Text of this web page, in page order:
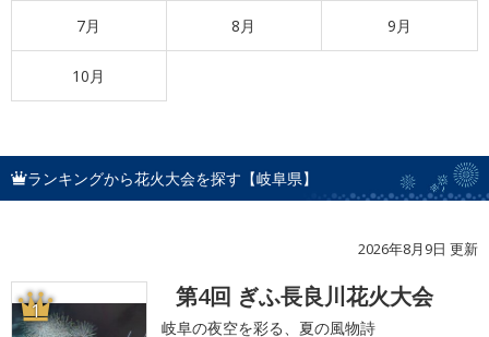
7月 8月 9月
10月
ランキングから花火大会を探す【岐阜県】
2026年8月9日 更新
1 第4回 ぎふ長良川花火大会
岐阜の夜空を彩る、夏の風物詩